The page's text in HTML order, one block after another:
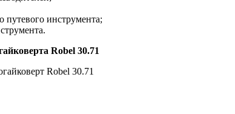
путевого инструмента;
Robel 30.71
Robel 30.71